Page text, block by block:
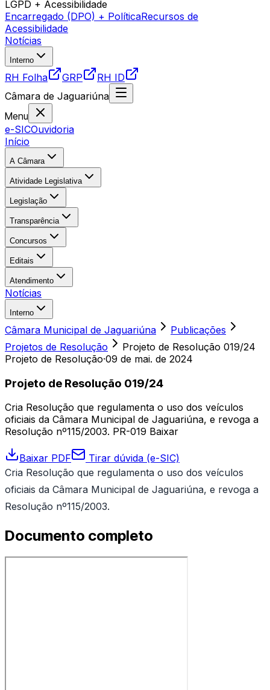
LGPD + Acessibilidade
Encarregado (DPO) + PolíticaRecursos de
Acessibilidade
Notícias
Interno
RH Folha GRP
RH ID
Câmara de Jaguariúna
Menu
e-SICOuvidoria
Início
A Câmara
Atividade Legislativa
Legislação
Transparência
Concursos
Editais
Atendimento
Notícias
Interno
Câmara Municipal de Jaguariúna
Publicações
Projetos de Resolução
Projeto de Resolução 019/24
Projeto de Resolução·09 de mai. de 2024
Projeto de Resolução 019/24
Cria Resolução que regulamenta o uso dos veículos
oficiais da Câmara Municipal de Jaguariúna, e revoga a
Resolução nº115/2003. PR-019 Baixar
Baixar PDF
Tirar dúvida (e-SIC)
Cria Resolução que regulamenta o uso dos veículos
oficiais da Câmara Municipal de Jaguariúna, e revoga a
Resolução nº115/2003.
Documento completo